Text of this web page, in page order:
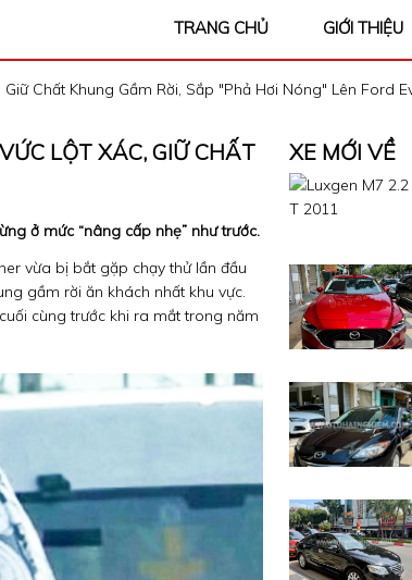
TRANG CHỦ GIỚI THIỆU
Chất Khung Gầm Rời, Sắp "phả Hơi Nóng" Lên Ford
LỘT XÁC, GIỮ CHẤT
ở mức “nâng cấp nhẹ” như trước.
vừa bị bắt gặp chạy thử lần đầu
gầm rời ăn khách nhất khu vực.
cùng trước khi ra mắt trong năm
XE MỚI VỀ